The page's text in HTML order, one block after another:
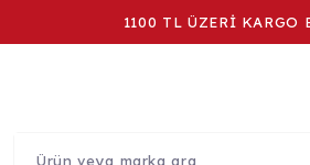
1100 TL ÜZERİ KARGO